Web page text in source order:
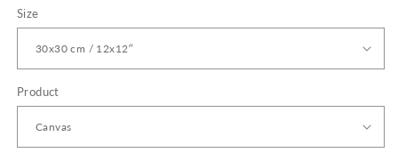
Size
Product